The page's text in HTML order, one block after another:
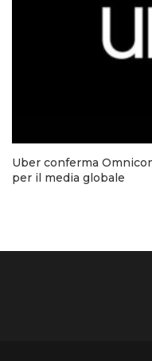
Uber conferma
per il media globale